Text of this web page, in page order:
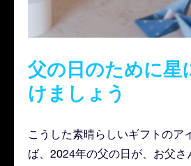
父の日のために星
けましょう
こうした素晴らしいギフトのア
ば、2024年の父の日が、お父さ